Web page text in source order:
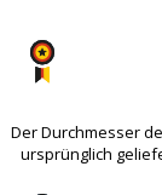
Der Durchmesser
ursprünglich